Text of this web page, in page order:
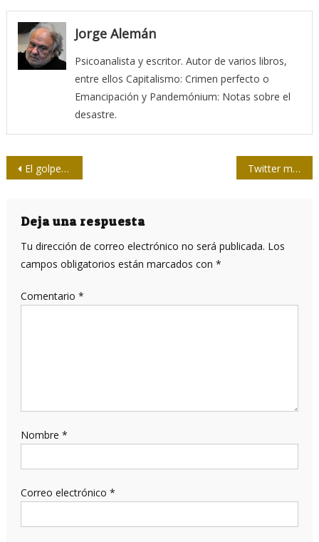
Jorge Alemán
Psicoanalista y escritor. Autor de varios libros,
entre ellos Capitalismo: Crimen perfecto o
Emancipación y Pandemónium: Notas sobre el
desastre.
Navegación
entradas
El golpe de 1964 cumple 59 años Twitter marca a NPR como «medio afiliado al Gobierno de EE.UU.»
Deja una respuesta
Tu dirección de correo electrónico no será publicada. Los
campos obligatorios están marcados con *
Comentario *
Nombre *
Correo electrónico *